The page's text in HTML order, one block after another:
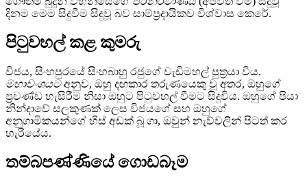
දිනම මෙම සිදුවීම සිදුවූ බව සාම්ප්‍රදායිකව විශ්වාස කෙරේ.
පිටුවහල් කළ කුමරු
විජය, සිංහපුරයේ සිංහබාහු රජුගේ වැඩිමහල් පුත්‍රයා විය.
මහාවංශයටඅනුව, ඔහු දඟකාර තරුණයෙකු වූ අතර, ඔහුගේ
ප්‍රචණ්ඩ හැසිරීම නිසා ඔහුට පිටුවහල් වීමට සිදුවිය. ඔහුගේ පියා
නින්දාවේ සලකුණක් ලෙස විජයගේ සහ ඔහුගේ
අනුගාමිකයන්ගේ හිස් අඩක් බූ ගා, ඔවුන් නැව්වලින් පිටත් කර
හැරියේය.
තම්බපණ්ණියේ ගොඩබෑම